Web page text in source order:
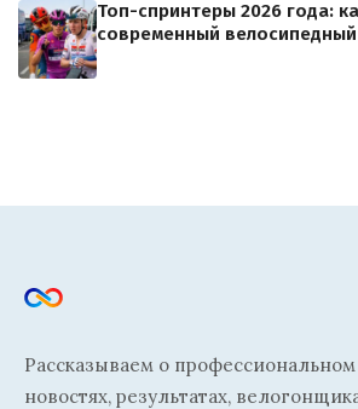
Топ-спринтеры 2026 года:
современный
Рассказываем о
новостях, результатах,